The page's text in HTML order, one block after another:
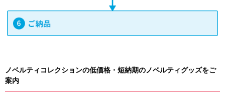
ノベルティコレクションの低価格・短納期のノベルティグッズをご
案内